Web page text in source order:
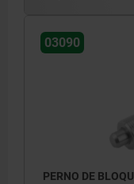
03090
PERNO DE